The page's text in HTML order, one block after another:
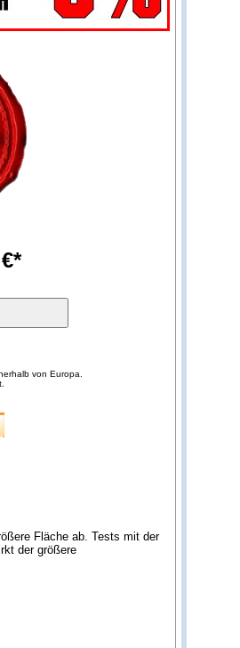
von Europa.
Fläche ab. Tests mit der
der größere